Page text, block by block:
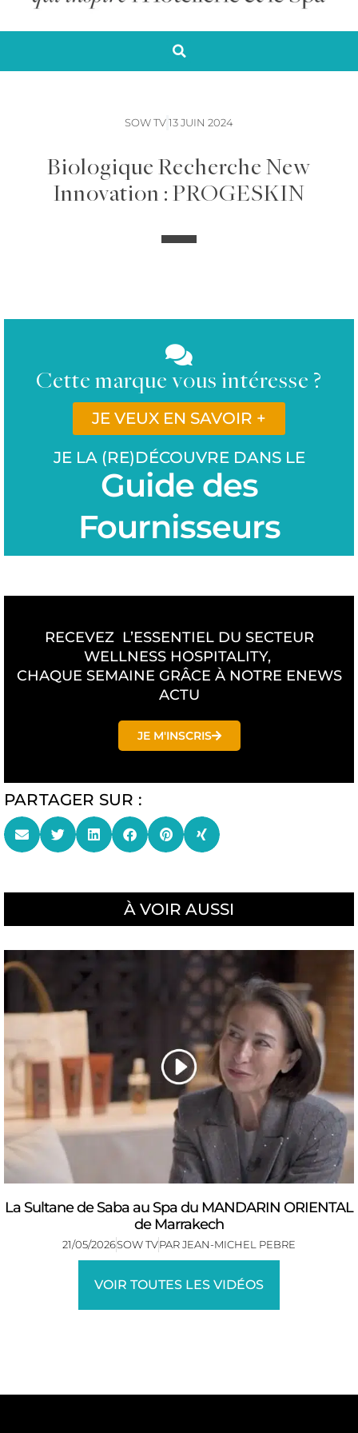
SOW TV13 JUIN 2024
Biologique Recherche New
Innovation : PROGESKIN
Cette marque vous intéresse ?
JE VEUX EN SAVOIR +
JE LA (RE)DÉCOUVRE DANS LE
Guide des
Fournisseurs
RECEVEZ L’ESSENTIEL DU SECTEUR
WELLNESS HOSPITALITY,
CHAQUE SEMAINE GRÂCE À NOTRE ENEWS
ACTU
JE M'INSCRIS
PARTAGER SUR :
À VOIR AUSSI
La Sultane de Saba au Spa du MANDARIN ORIENTAL
de Marrakech
21/05/2026SOW TVPARJEAN-MICHEL PEBRE
VOIR TOUTES LES VIDÉOS